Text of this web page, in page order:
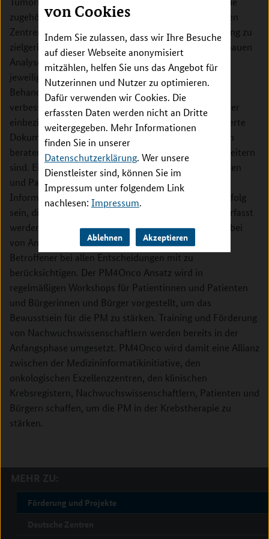
von Cookies
Indem Sie zulassen, dass wir Ihre Besuche
auf dieser Webseite anonymisiert
mitzählen, helfen Sie uns das Angebot für
Nutzerinnen und Nutzer zu optimieren.
Dafür verwenden wir Cookies. Die
erfassten Daten werden nicht an Dritte
weitergegeben. Mehr Informationen
finden Sie in unserer
Datenschutzerklärung. Wer unsere
Dienstleister sind, können Sie im
Impressum unter folgendem Link
nachlesen: Impressum.
Ablehnen Akzeptieren
zugehörige Infrastruktur werden auf alle 23 beteiligten
Zentren ausgerollt. Somit wird ein verbesserter Zugang zu
zielgerichteten Therapien geschaffen, der auf der genauen
Analyse genetischer Veränderungen in Tumoren im
jeweiligen Erkrankungsstadium beruht, und so die
Behandlung und Prognose bei Tumorerkrankungen
verbessert. PM4Onco wird die klinischen Krebsregister
einbeziehen und die Datenqualität durch standardisierte
Dokumentationsroutinen steigern. Klinische Experten
beraten dabei, wie Kerndatensätze für die PM zu erweitern
sind. Ein wesentlicher Beitrag werden von Patientinnen
und Patieten über Fragebögen rückgemeldete
Informationen zu Lebensqualität und Behandlungserfolg
sein, die derzeit außerhalb klinischer Studien kaum erfasst
werden. Eine Patientenvertretung wird PM4Onco dabei
von Anfang an beraten, um die wichtige Perspektive
Betroffener bei allen Entscheidungen mit zu
berücksichtigen. Der PM4Onco Ansatz wird in
regelmäßigen Workshops für Patientinnen und Patienten
und Bürgerinnen und Bürger vorgestellt, um das
Bewusstsein für die PM zu stärken. Training und Förderung
von Nachwuchswissenschaftlern werden bereits in der
Anfangsphase umgesetzt. PM4Onco wird damit eine Allianz
zwischen der Medizininformatikinitiative, den
onkologischen Exzellenzzentren, den klinischen
Krebsregistern, Nachwuchswissenschaftlern, Patienten und
Bürgern schaffen, um die PM in der Krebstherapie zu
stärken.
Förderung und Projekte